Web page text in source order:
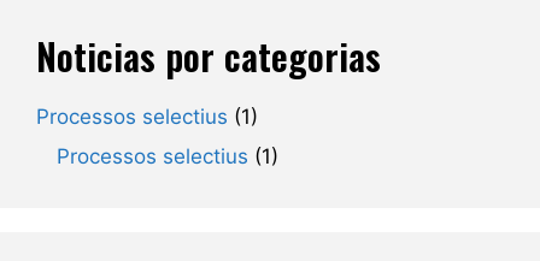
Noticias por categorias
Processos selectius (1)
Processos selectius (1)